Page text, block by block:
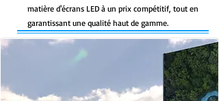
matière d'écrans LED à un prix compétitif, tout en
garantissant une qualité haut de gamme.